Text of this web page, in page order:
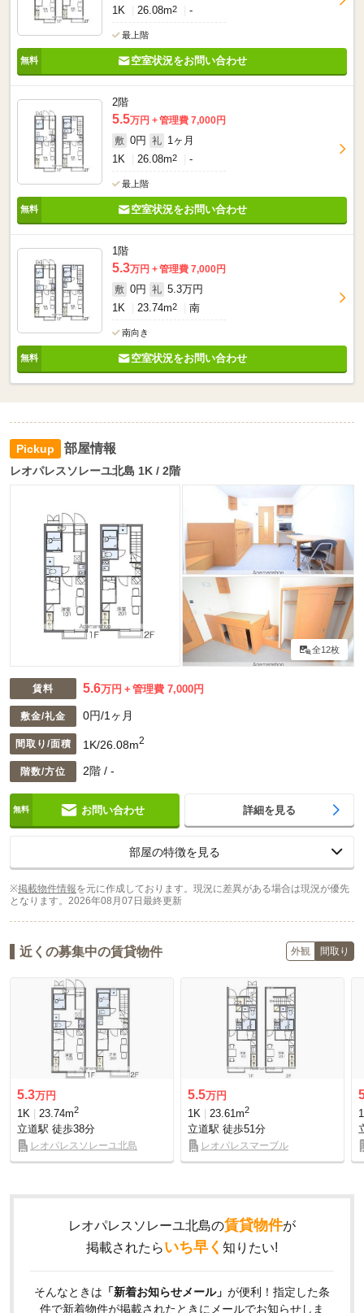
1K
26.08m2 -
最上階
空室状況をお問い合わせ
2階
5.5万円
管理費 7,000円
敷 0円 礼 1ヶ月
1K
26.08m2 -
最上階
空室状況をお問い合わせ
1階
5.3万円
管理費 7,000円
敷 0円 礼 5.3万円
1K
23.74m2 南
南向き
空室状況をお問い合わせ
部屋情報
レオパレスソレーユ北島 1K / 2階
全12枚
賃料 5.6万円 管理費 7,000円
敷金/礼金 0円/1ヶ月
間取り/面積 1K/26.08m2
階数/方位 2階 / -
お問い合わせ 詳細を見る
部屋の特徴を見る
※掲載物件情報を元に作成しております。現況に差異がある場合は現況が優先
となります。 2026年08月07日最終更新
近くの募集中の賃貸物件 外観 間取り
5.3万円
1K
23.74m2
立道駅 徒歩38分
レオパレスソレーユ北島
5.5万円
1K
23.61m2
立道駅 徒歩51分
レオパレスマーブル
レオパレスソレーユ北島の賃貸物件が
掲載されたらいち早く 知りたい!
そんなときは 「新着お知らせメール」 が便利！指定した条
件で新着物件が掲載されたときにメールでお知らせしま